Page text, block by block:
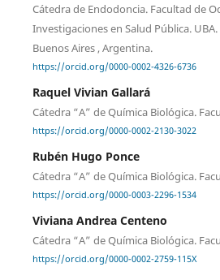
Cátedra de Endodoncia. Facultad de
Investigaciones en Salud Pública.
Buenos Aires , Argentina.
https://orcid.org/0000-0002-4326-6736
Raquel Vivian Gallará
Cátedra “A” de Química Biológica.
https://orcid.org/0000-0002-2130-3022
Rubén Hugo Ponce
Cátedra “A” de Química Biológica.
https://orcid.org/0000-0003-2296-1534
Viviana Andrea Centeno
Cátedra “A” de Química Biológica.
https://orcid.org/0000-0002-2759-115X